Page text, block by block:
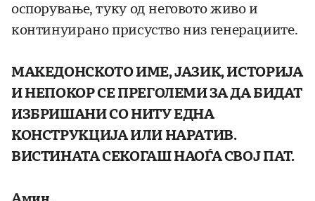
оспорување, туку од неговото живо и
континуирано присуство низ генерациите.
МАКЕДОНСКОТО ИМЕ, ЈАЗИК, ИСТОРИЈА
И НЕПОКОР СЕ ПРЕГОЛЕМИ ЗА ДА БИДАТ
ИЗБРИШАНИ СО НИТУ ЕДНА
КОНСТРУКЦИЈА ИЛИ НАРАТИВ.
ВИСТИНАТА СЕКОГАШ НАОЃА СВОЈ ПАТ.